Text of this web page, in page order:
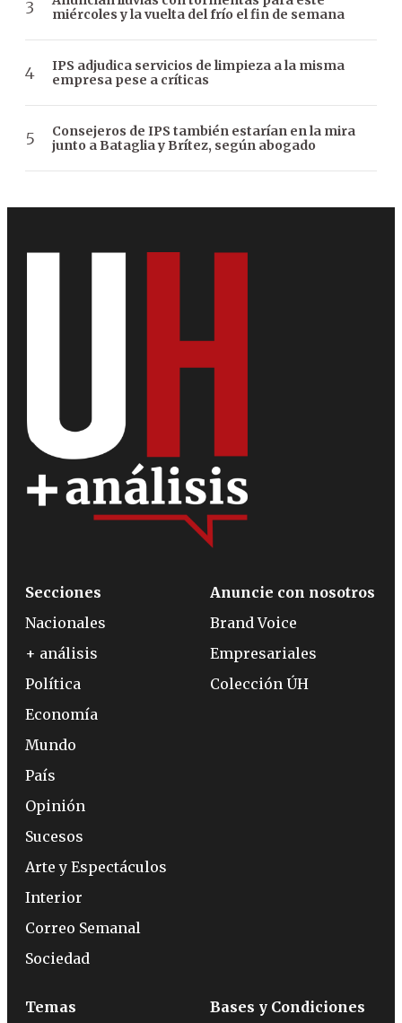
miércoles y la vuelta del frío el fin de semana
IPS adjudica servicios de limpieza a la misma
empresa pese a críticas
Consejeros de IPS también estarían en la mira
junto a Bataglia y Brítez, según abogado
Secciones
Nacionales
+ análisis
Política
Economía
Mundo
País
Opinión
Sucesos
Arte y Espectáculos
Interior
Correo Semanal
Sociedad
Anuncie con nosotros
Brand Voice
Empresariales
Colección ÚH
Temas Bases y Condiciones